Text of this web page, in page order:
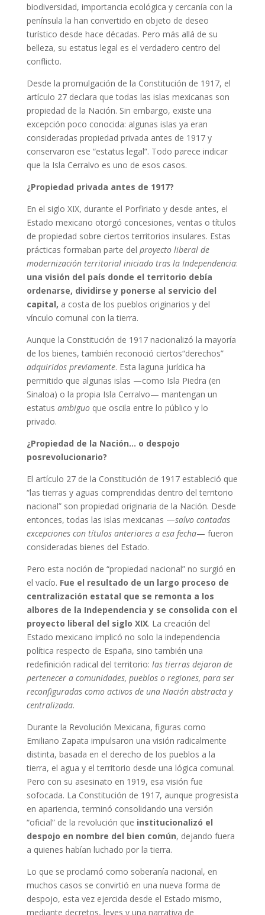
biodiversidad, importancia ecológica y cercanía con la
península la han convertido en objeto de deseo
turístico desde hace décadas. Pero más allá de su
belleza, su estatus legal es el verdadero centro del
conflicto.
Desde la promulgación de la Constitución de 1917, el
artículo 27 declara que todas las islas mexicanas son
propiedad de la Nación. Sin embargo, existe una
excepción poco conocida: algunas islas ya eran
consideradas propiedad privada antes de 1917 y
conservaron ese “estatus legal”. Todo parece indicar
que la Isla Cerralvo es uno de esos casos.
¿Propiedad privada antes de 1917?
En el siglo XIX, durante el Porfiriato y desde antes, el
Estado mexicano otorgó concesiones, ventas o títulos
de propiedad sobre ciertos territorios insulares. Estas
prácticas formaban parte del proyecto liberal de
modernización territorial iniciado tras la Independencia:
una visión del país donde el territorio debía
ordenarse, dividirse y ponerse al servicio del
capital, a costa de los pueblos originarios y del
vínculo comunal con la tierra.
Aunque la Constitución de 1917 nacionalizó la mayoría
de los bienes, también reconoció ciertos“derechos”
adquiridos previamente. Esta laguna jurídica ha
permitido que algunas islas —como Isla Piedra (en
Sinaloa) o la propia Isla Cerralvo— mantengan un
estatus ambiguoque oscila entre lo público y lo
privado.
¿Propiedad de la Nación… o despojo
posrevolucionario?
El artículo 27 de la Constitución de 1917 estableció que
“las tierras y aguas comprendidas dentro del territorio
nacional” son propiedad originaria de la Nación. Desde
entonces, todas las islas mexicanas —salvo contadas
excepciones con títulos anteriores a esa fecha— fueron
consideradas bienes del Estado.
Pero esta noción de “propiedad nacional” no surgió en
el vacío. Fue el resultado de un largo proceso de
centralización estatal que se remonta a los
albores de la Independencia y se consolida con el
proyecto liberal del siglo XIX. La creación del
Estado mexicano implicó no solo la independencia
política respecto de España, sino también una
redefinición radical del territorio: las tierras dejaron de
pertenecer a comunidades, pueblos o regiones, para ser
reconfiguradas como activos de una Nación abstracta y
centralizada.
Durante la Revolución Mexicana, figuras como
Emiliano Zapata impulsaron una visión radicalmente
distinta, basada en el derecho de los pueblos a la
tierra, el agua y el territorio desde una lógica comunal.
Pero con su asesinato en 1919, esa visión fue
sofocada. La Constitución de 1917, aunque progresista
en apariencia, terminó consolidando una versión
“oficial” de la revolución que institucionalizó el
despojo en nombre del bien común, dejando fuera
a quienes habían luchado por la tierra.
Lo que se proclamó como soberanía nacional, en
muchos casos se convirtió en una nueva forma de
despojo, esta vez ejercida desde el Estado mismo,
mediante decretos, leyes y una narrativa de